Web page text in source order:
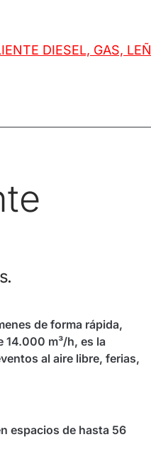
DIESEL, GAS,
de forma rápida,
14.000 m³/h, es la
al aire libre, ferias,
espacios de hasta 56